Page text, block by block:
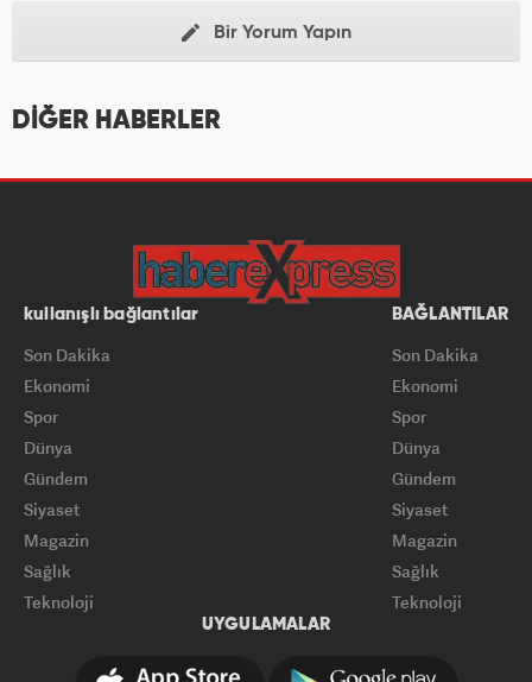
Bir Yorum Yapın
DİĞER HABERLER
kullanışlı bağlantılar
Son Dakika
Ekonomi
Spor
Dünya
Gündem
Siyaset
Magazin
Sağlık
Teknoloji
BAĞLANTILAR
Son Dakika
Ekonomi
Spor
Dünya
Gündem
Siyaset
Magazin
Sağlık
Teknoloji
UYGULAMALAR